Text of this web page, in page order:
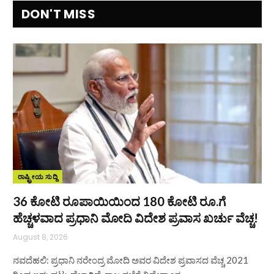
DON'T MISS
ರಾಷ್ಟ್ರೀಯ ಸುದ್ದಿ
36 ಕೋಟಿ ರೂಪಾಯಿಯಿಂದ 180 ಕೋಟಿ ರೂ.ಗೆ
ಹೆಚ್ಚಳವಾದ ಪ್ರಧಾನಿ ಮೋದಿ ವಿದೇಶ ಪ್ರವಾಸ ಖರ್ಚು ವೆಚ್ಚ!
August 8, 2026
ನವದೆಹಲಿ: ಪ್ರಧಾನಿ ನರೇಂದ್ರ ಮೋದಿ ಅವರ ವಿದೇಶ ಪ್ರವಾಸದ ವೆಚ್ಚ 2021